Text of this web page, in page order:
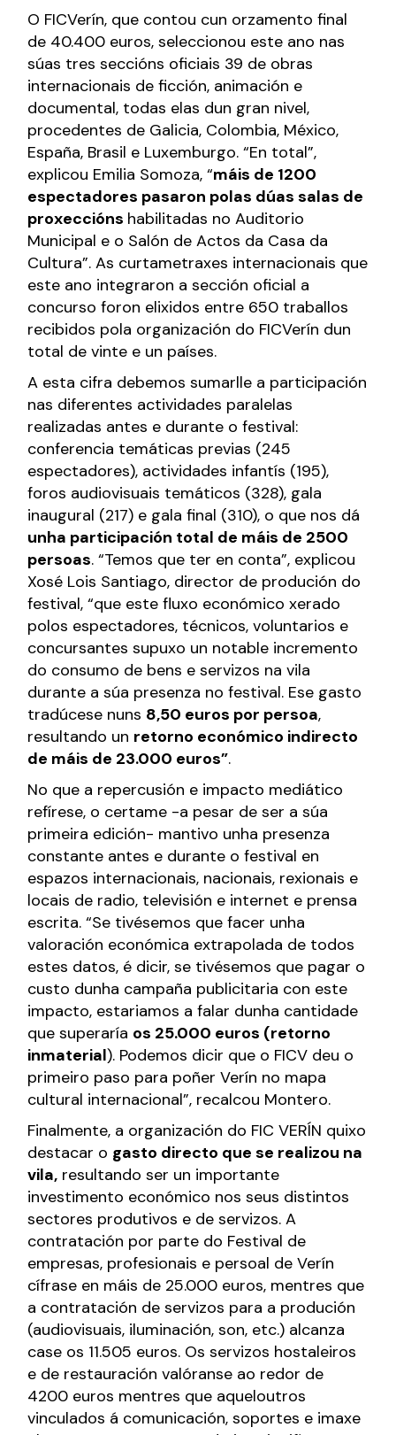
O FICVerín, que contou cun orzamento final
de 40.400 euros, seleccionou este ano nas
súas tres seccións oficiais 39 de obras
internacionais de ficción, animación e
documental, todas elas dun gran nivel,
procedentes de Galicia, Colombia, México,
España, Brasil e Luxemburgo. “En total”,
explicou Emilia Somoza, “máis de 1200
espectadores pasaron polas dúas salas de
proxeccións habilitadas no Auditorio
Municipal e o Salón de Actos da Casa da
Cultura”. As curtametraxes internacionais que
este ano integraron a sección oficial a
concurso foron elixidos entre 650 traballos
recibidos pola organización do FICVerín dun
total de vinte e un países.
A esta cifra debemos sumarlle a participación
nas diferentes actividades paralelas
realizadas antes e durante o festival:
conferencia temáticas previas (245
espectadores), actividades infantís (195),
foros audiovisuais temáticos (328), gala
inaugural (217) e gala final (310), o que nos dá
unha participación total de máis de 2500
persoas. “Temos que ter en conta”, explicou
Xosé Lois Santiago, director de produción do
festival, “que este fluxo económico xerado
polos espectadores, técnicos, voluntarios e
concursantes supuxo un notable incremento
do consumo de bens e servizos na vila
durante a súa presenza no festival. Ese gasto
tradúcese nuns 8,50 euros por persoa,
resultando un retorno económico indirecto
de máis de 23.000 euros”.
No que a repercusión e impacto mediático
refírese, o certame -a pesar de ser a súa
primeira edición- mantivo unha presenza
constante antes e durante o festival en
espazos internacionais, nacionais, rexionais e
locais de radio, televisión e internet e prensa
escrita. “Se tivésemos que facer unha
valoración económica extrapolada de todos
estes datos, é dicir, se tivésemos que pagar o
custo dunha campaña publicitaria con este
impacto, estariamos a falar dunha cantidade
que superaría os 25.000 euros (retorno
inmaterial). Podemos dicir que o FICV deu o
primeiro paso para poñer Verín no mapa
cultural internacional”, recalcou Montero.
Finalmente, a organización do FIC VERÍN quixo
destacar o gasto directo que se realizou na
vila, resultando ser un importante
investimento económico nos seus distintos
sectores produtivos e de servizos. A
contratación por parte do Festival de
empresas, profesionais e persoal de Verín
cífrase en máis de 25.000 euros, mentres que
a contratación de servizos para a produción
(audiovisuais, iluminación, son, etc.) alcanza
case os 11.505 euros. Os servizos hostaleiros
e de restauración valóranse ao redor de
4200 euros mentres que aqueloutros
vinculados á comunicación, soportes e imaxe